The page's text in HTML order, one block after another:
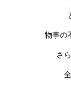
物事の
さ